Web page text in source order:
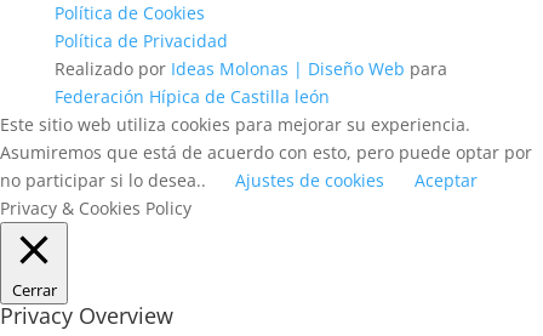
Política de Cookies
Política de Privacidad
Realizado por Ideas Molonas | Diseño Web para
Federación Hípica de Castilla león
Este sitio web utiliza cookies para mejorar su experiencia.
Asumiremos que está de acuerdo con esto, pero puede optar por
no participar si lo desea..
Ajustes de cookies
Aceptar
Privacy & Cookies Policy
Cerrar
Privacy Overview